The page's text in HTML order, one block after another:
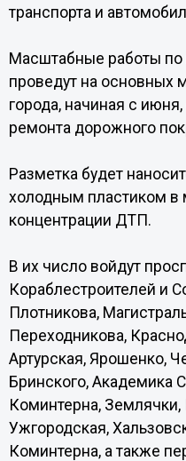
транспорта и
Масштабные работы
проведут на основных
города, начиная с
ремонта дорожного
Разметка будет
холодным пластиком в
концентрации ДТП.
В их число войдут
Кораблестроителей и
Плотникова,
Переходникова,
Артурская, Ярошенко,
Бринского, Академика
Коминтерна, Землячки,
Ужгородская,
Коминтерна, а также